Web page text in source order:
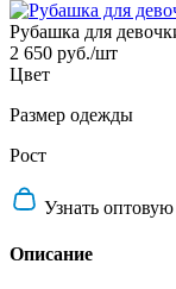
Рубашка для
2 650 руб./шт
Цвет
Размер одежды
Рост
Узнать
Описание